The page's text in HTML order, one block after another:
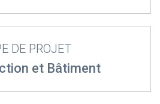
DE PROJET
et Bâtiment